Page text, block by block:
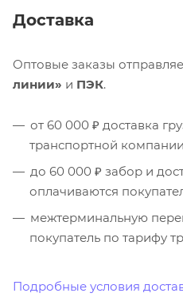
Доставка
Оптовые заказы
линии» и ПЭК.
от 60 000 ₽ доставка
транспортной
до 60 000 ₽ забор и
оплачиваются
межтерминальную
покупатель по тарифу
Подробные условия